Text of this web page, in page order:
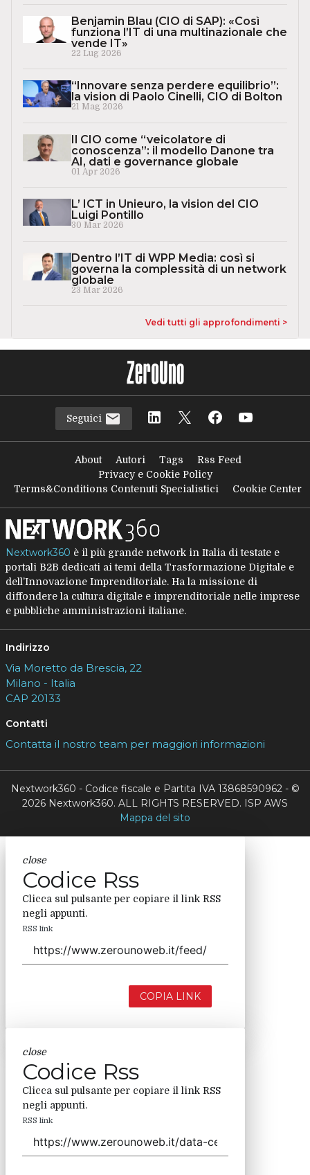
Benjamin Blau (CIO di SAP): «Così
funziona l’IT di una multinazionale che
vende IT»
22 Lug 2026
“Innovare senza perdere equilibrio”:
la vision di Paolo Cinelli, CIO di Bolton
21 Mag 2026
Il CIO come “veicolatore di
conoscenza”: il modello Danone tra
AI, dati e governance globale
01 Apr 2026
L’ ICT in Unieuro, la vision del CIO
Luigi Pontillo
30 Mar 2026
Dentro l’IT di WPP Media: così si
governa la complessità di un network
globale
23 Mar 2026
Vedi tutti gli approfondimenti >
Seguici
About Autori Tags
Rss Feed
Privacy e Cookie Policy
Terms&Conditions Contenuti Specialistici
Cookie Center
Nextwork360 è il più grande network in Italia di testate e
portali B2B dedicati ai temi della Trasformazione Digitale e
dell’Innovazione Imprenditoriale. Ha la missione di
diffondere la cultura digitale e imprenditoriale nelle imprese
e pubbliche amministrazioni italiane.
Indirizzo
Via Moretto da Brescia, 22
Milano - Italia
CAP 20133
Contatti
Contatta il nostro team per maggiori informazioni
Nextwork360 - Codice fiscale e Partita IVA 13868590962 - ©
2026 Nextwork360. ALL RIGHTS RESERVED. ISP AWS
Mappa del sito
close
Codice Rss
Clicca sul pulsante per copiare il link RSS
negli appunti.
RSS link
COPIA LINK
close
Codice Rss
Clicca sul pulsante per copiare il link RSS
negli appunti.
RSS link